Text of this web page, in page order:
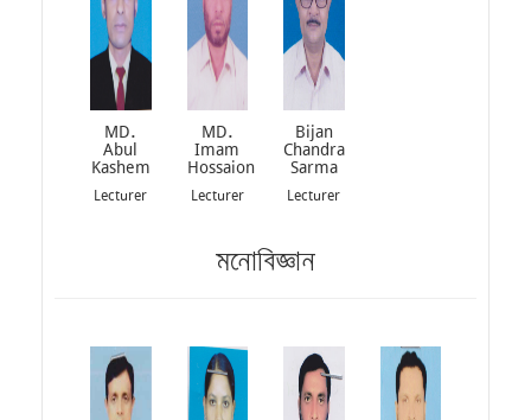
MD.
Abul
Kashem
Lecturer
MD.
Imam
Hossaion
Lecturer
Bijan
Chandra
Sarma
Lecturer
মনোবিজ্ঞান